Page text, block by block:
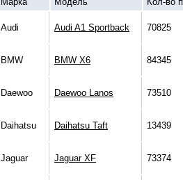
Audi Audi A1 Sportback 70825
BMW BMW X6 84345
Daewoo Daewoo Lanos 73510
Daihatsu Daihatsu Taft 13439
Jaguar Jaguar XF 73374